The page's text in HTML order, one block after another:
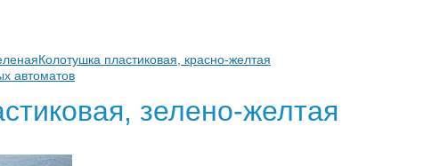
Колотушка пластиковая, красно-желтая
автоматов
зелено-желтая